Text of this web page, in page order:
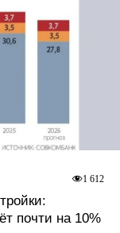
почти на 10%
1 612